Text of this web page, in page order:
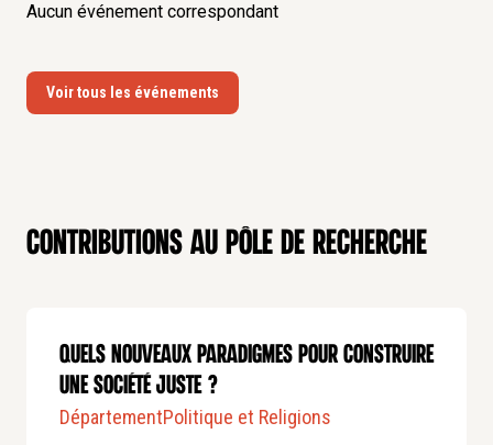
Aucun événement correspondant
Voir tous les événements
Contributions au pôle de recherche
Quels nouveaux paradigmes pour construire
une société juste ?
DépartementPolitique et Religions